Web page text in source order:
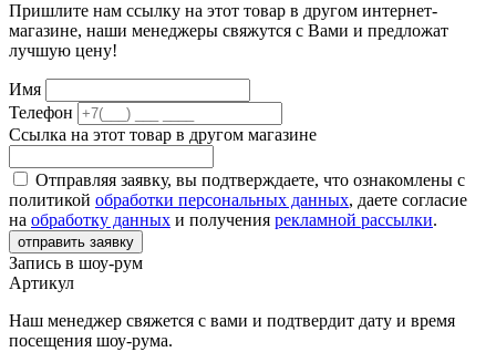
Пришлите нам ссылку на этот товар в другом интернет-
магазине, наши менеджеры свяжутся с Вами и предложат
лучшую цену!
Имя
Телефон
Ссылка на этот товар в другом магазине
Отправляя заявку, вы подтверждаете, что ознакомлены с
политикой обработки персональных данных, даете согласие
на обработку данных и получения рекламной рассылки.
отправить заявку
Запись в шоу-рум
Артикул
Наш менеджер свяжется с вами и подтвердит дату и время
посещения шоу-рума.